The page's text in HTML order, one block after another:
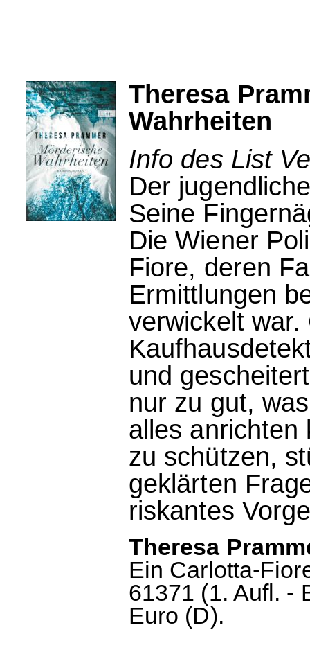
Theresa
Wahrheiten
Info des List
Der
Seine
Die Wiener
Fiore, deren
Ermittlungen
verwickelt
und
nur zu gut,
alles anrichten
zu schützen,
geklärten
riskantes
Theresa
Ein Carlotta-
61371 (1. Aufl. -
Euro (D).